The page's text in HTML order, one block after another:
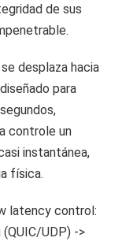
de sus
desplaza hacia
para
controle un
instantánea,
física.